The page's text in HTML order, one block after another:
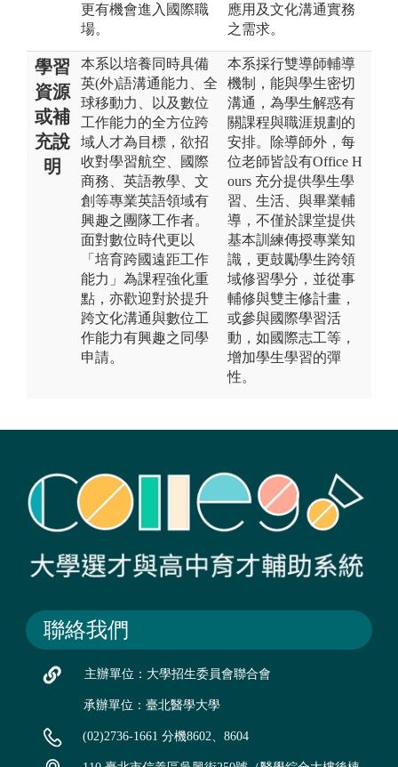
更有機會進入國際職
場。
應用及文化溝通實務
之需求。
學習
資源
或補
充說
明
本系以培養同時具備
英(外)語溝通能力、全
球移動力、以及數位
工作能力的全方位跨
域人才為目標，欲招
收對學習航空、國際
商務、英語教學、文
創等專業英語領域有
興趣之團隊工作者。
面對數位時代更以
「培育跨國遠距工作
能力」為課程強化重
點，亦歡迎對於提升
跨文化溝通與數位工
作能力有興趣之同學
申請。
本系採行雙導師輔導
機制，能與學生密切
溝通，為學生解惑有
關課程與職涯規劃的
安排。除導師外，每
位老師皆設有Office H
ours 充分提供學生學
習、生活、與畢業輔
導，不僅於課堂提供
基本訓練傳授專業知
識，更鼓勵學生跨領
域修習學分，並從事
輔修與雙主修計畫，
或參與國際學習活
動，如國際志工等，
增加學生學習的彈
性。
聯絡我們
主辦單位：大學招生委員會聯合會
承辦單位：臺北醫學大學
(02)2736-1661 分機8602、8604